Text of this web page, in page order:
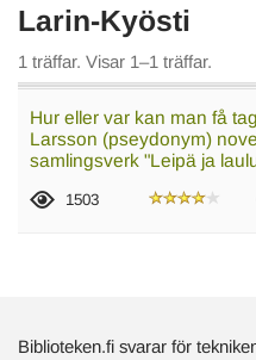
Larin-Kyösti
1 träffar. Visar 1–1 träffar.
Hur eller var kan man få
Larsson (pseydonym)
samlingsverk "Leipä ja
1503
Biblioteken.fi svarar för